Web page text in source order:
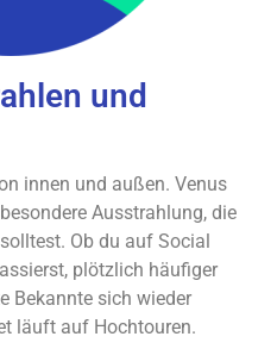
und
innen und außen. Venus
Ausstrahlung, die
Ob du auf Social
plötzlich häufiger
Bekannte sich wieder
läuft auf Hochtouren.